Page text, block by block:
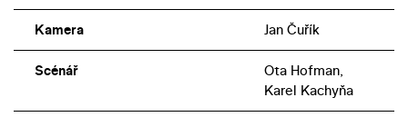
Kamera Jan Čuřík
Scénář
Ota Hofman,
Karel Kachyňa